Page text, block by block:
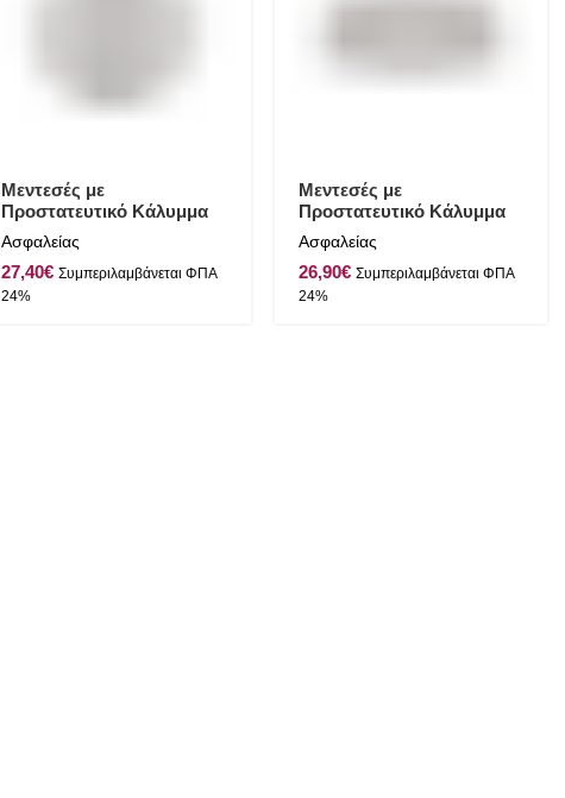
Μεντεσές με
Προστατευτικό Κάλυμμα
65x70mm Inox AISI 316
Γυαλιστερό
Ασφαλείας
€
Μεντεσές με
Προστατευτικό Κάλυμμα
78x45mm Inox AISI 316
Γυαλιστερό
Ασφαλείας
€